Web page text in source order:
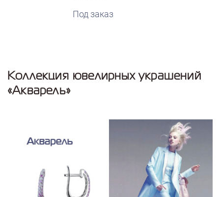
Под заказ
Коллекция ювелирных украшений
«Акварель»